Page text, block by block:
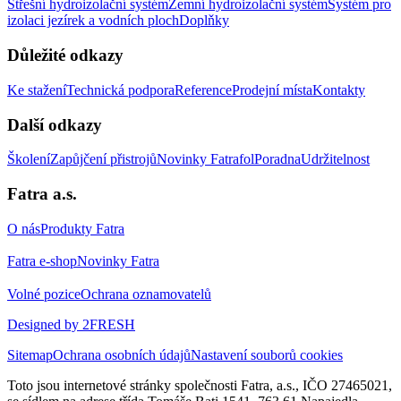
Střešní hydroizolační systémZemní hydroizolační systémSystém pro
izolaci jezírek a vodních plochDoplňky
Důležité odkazy
Ke staženíTechnická podporaReferenceProdejní místaKontakty
Další odkazy
ŠkoleníZapůjčení přistrojůNovinky FatrafolPoradnaUdržitelnost
Fatra a.s.
O násProdukty Fatra
Fatra e-shopNovinky Fatra
Volné poziceOchrana oznamovatelů
Designed by 2FRESH
SitemapOchrana osobních údajůNastavení souborů cookies
Toto jsou internetové stránky společnosti Fatra, a.s., IČO 27465021,